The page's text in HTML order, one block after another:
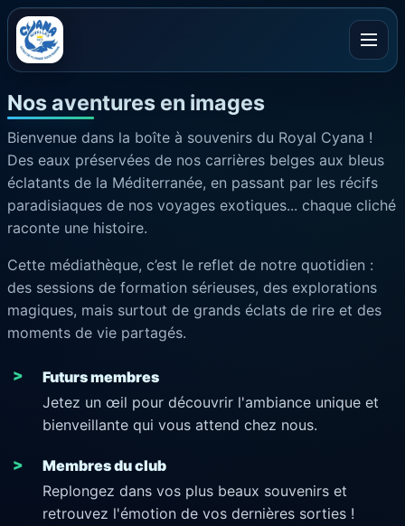
Nos aventures en images
Bienvenue dans la boîte à souvenirs du Royal Cyana !
Des eaux préservées de nos carrières belges aux bleus
éclatants de la Méditerranée, en passant par les récifs
paradisiaques de nos voyages exotiques... chaque cliché
raconte une histoire.
Cette médiathèque, c’est le reflet de notre quotidien :
des sessions de formation sérieuses, des explorations
magiques, mais surtout de grands éclats de rire et des
moments de vie partagés.
Futurs membres
Jetez un œil pour découvrir l'ambiance unique et
bienveillante qui vous attend chez nous.
Membres du club
Replongez dans vos plus beaux souvenirs et
retrouvez l'émotion de vos dernières sorties !